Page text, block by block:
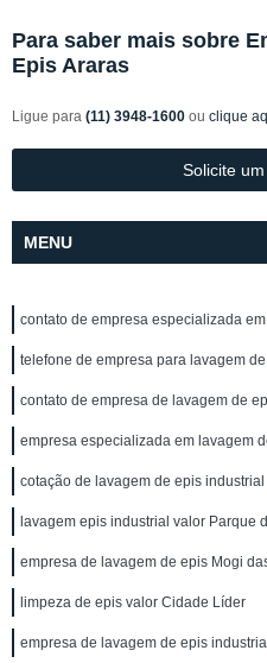
Para saber mais sobre
Epis Araras
Ligue para (11) 3948-1600 ou clique
Solicite
MENU
contato de empresa especializada
telefone de empresa para lavagem
contato de empresa de lavagem de
empresa especializada em lavagem
cotação de lavagem de epis
lavagem epis industrial valor Parque
empresa de lavagem de epis Mogi
limpeza de epis valor Cidade Líder
empresa de lavagem de epis